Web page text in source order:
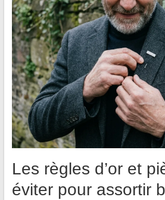
Les règles d’or et
éviter pour assortir